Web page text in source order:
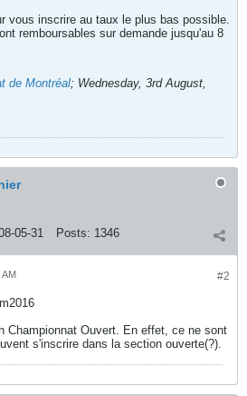
vous inscrire au taux le plus bas possible.
remboursables sur demande jusqu'au 8
de Montréal; Wednesday, 3rd August,
05-31 Posts: 1346
#2
AM
Championnat Ouvert. En effet, ce ne sont
s'inscrire dans la section ouverte(?).